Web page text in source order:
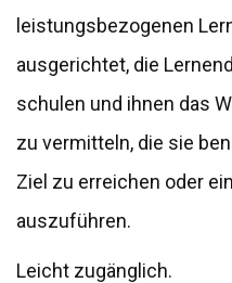
leistungsbezogenen
ausgerichtet, die
schulen und ihnen das
zu vermitteln, die sie
Ziel zu erreichen oder
auszuführen.
Leicht zugänglich.